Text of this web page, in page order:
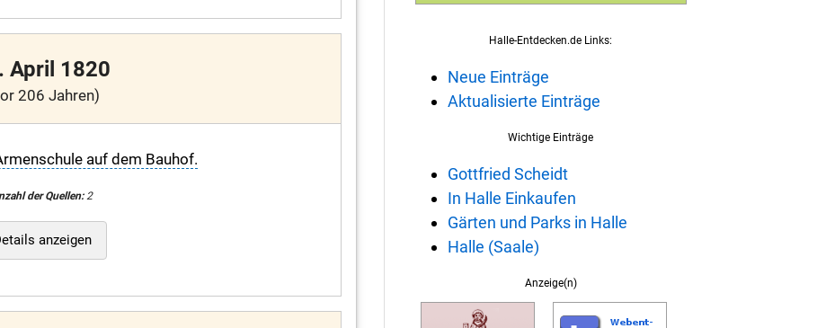
April 1820
206 Jahren)
auf dem Bauhof.
der Quellen:2
anzeigen
Halle-Entdecken.de Links:
Neue Einträge
Aktualisierte Einträge
Wichtige Einträge
Gottfried Scheidt
In Halle Einkaufen
Gärten und Parks in Halle
Halle (Saale)
Anzeige(n)